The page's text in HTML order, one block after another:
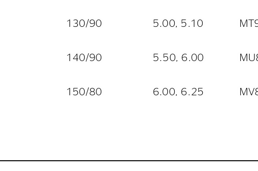
130/90 5.00, 5.10
140/90 5.50, 6.00
150/80 6.00, 6.25